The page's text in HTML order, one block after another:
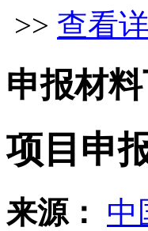
>> 查看
申报材
项目申
来源：
中